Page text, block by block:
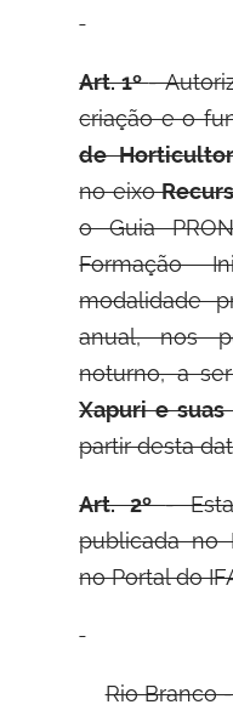
Art. 1º-
criação e o
de
no eixo
o Guia
Formação
modalidade
anual, nos
noturno, a
Xapuri e
partir desta
Art. 2º-
publicada no
no Portal do
Rio Branco